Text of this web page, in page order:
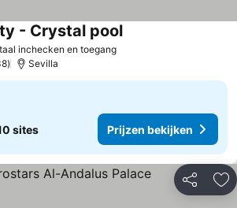
inchecken en toegang
- Crystal pool
Sevilla
sites Prijzen bekijken
Delen